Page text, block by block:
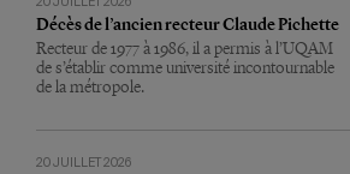
20 JUILLET 2026
Décès de l’ancien recteur Claude Pichette
Recteur de 1977 à 1986, il a permis à l’UQAM
de s’établir comme université incontournable
de la métropole.
20 JUILLET 2026